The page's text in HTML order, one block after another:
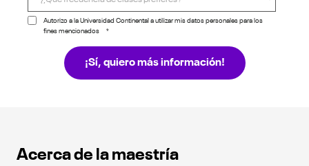
Autorizo a la Universidad Continental a utilizar mis datos personales para los
fines mencionados
*
Acerca de la maestría